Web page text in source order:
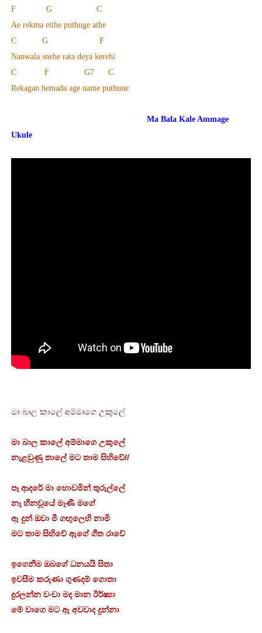
F G C
Ae rekma etthe puthuge athe
C G F
Nanwala snehe rata deya kerehi
C F G7 C
Rekagan hemada age name puthune
Ma Bala Kale Ammage
Ukule
මා බාල කාලේ අම්මාගෙ උකුලේ
මා බාල කාලේ අම්මාගෙ උකුලේ
නැළවුණු තාලේ මට තාම සිහිවේ//
පෑ ආදරේ මා හොවමින් තුරුල්ලේ
නෑ හීනවූයේ මෑණී මගේ
ඈ දුන් ඔවා මී ගඟුලෙහි නාමි
මට තාම සිහිවේ ඇගේ ගීත රාවේ
ඉගෙනීම ඔබගේ ධනයයි සිතා
ඉවසීම කරුණා ගුණදම් ගොතා
දුරලන්න වංචා මද මාන ඊර්ෂ්‍යා
මේ වාගෙ මට ඈ අවවාද දුන්නා